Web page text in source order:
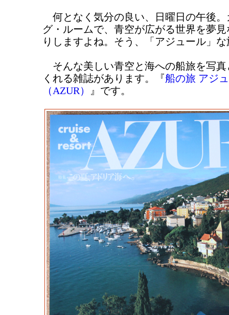
何となく気分の良い、日曜日の午後。
グ・ルームで、青空が広がる世界を夢
りしますよね。そう、「アジュール」
そんな美しい青空と海への船旅を写真
くれる雑誌があります。『船の旅 アジ
（AZUR）
』です。